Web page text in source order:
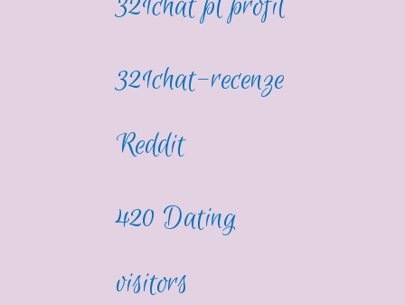
321chat-recenze
Reddit
420 Dating
visitors